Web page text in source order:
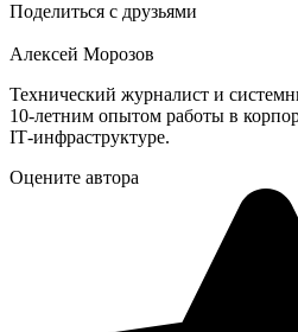
Поделиться с друзьями
Алексей Морозов
Технический журналист и
10‑летним опытом работы в
IT‑инфраструктуре.
Оцените автора